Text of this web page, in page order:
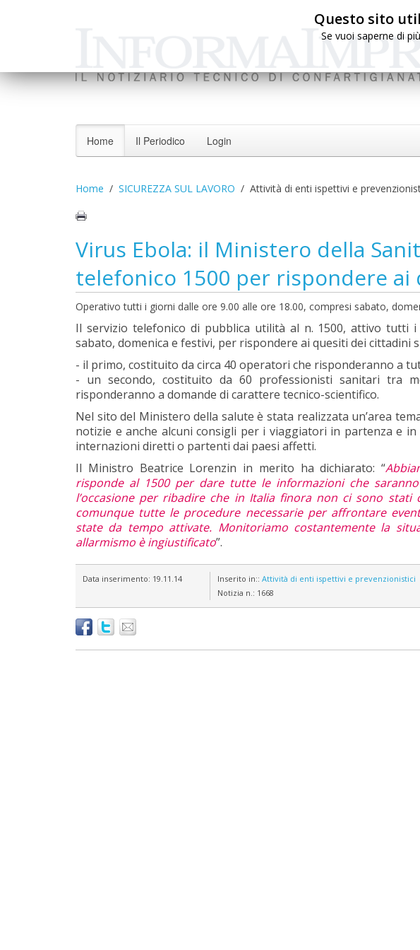
Questo sito
Se vuoi saperne di
Home Il Periodico Login
Home SICUREZZA SUL LAVORO Attività di enti ispettivi e
Virus Ebola: il Ministero della
telefonico 1500 per rispondere
Operativo tutti i giorni dalle ore 9.00 alle ore 18.00, compresi sabato,
Il servizio telefonico di pubblica utilità al n. 1500, attivo tutti
sabato, domenica e festivi, per rispondere ai quesiti dei cittadini
- il primo, costituito da circa 40 operatori che risponderanno a
- un secondo, costituito da 60 professionisti sanitari tra
risponderanno a domande di carattere tecnico-scientifico.
Nel sito del Ministero della salute è stata realizzata un’area
notizie e anche alcuni consigli per i viaggiatori in partenza e
internazioni diretti o partenti dai paesi affetti.
Il Ministro Beatrice Lorenzin in merito ha dichiarato: “
risponde al 1500 per dare tutte le informazioni che
l’occasione per ribadire che in Italia finora non ci sono stati
comunque tutte le procedure necessarie per affrontare
state da tempo attivate. Monitoriamo costantemente la
allarmismo è ingiustificato”.
Data inserimento: 19.11.14 Inserito in:: Attività di enti ispettivi e prevenzionistici
Notizia n.: 1668